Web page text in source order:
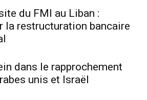
du FMI au Liban :
la restructuration bancaire
dans le rapprochement
unis et Israël